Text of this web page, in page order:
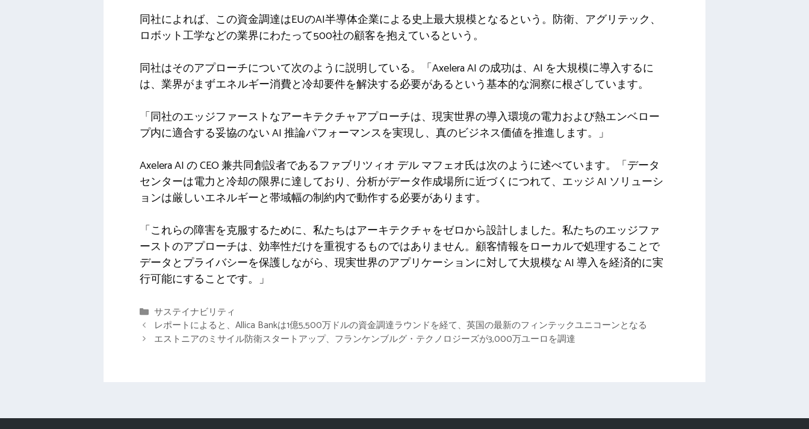
同社によれば、この資金調達はEUのAI半導体企業による史上最大規模となるという。防衛、アグリテック、
ロボット工学などの業界にわたって500社の顧客を抱えているという。
同社はそのアプローチについて次のように説明している。「Axelera AI の成功は、AI を大規模に導入するに
は、業界がまずエネルギー消費と冷却要件を解決する必要があるという基本的な洞察に根ざしています。
「同社のエッジファーストなアーキテクチャアプローチは、現実世界の導入環境の電力および熱エンベロー
プ内に適合する妥協のない AI 推論パフォーマンスを実現し、真のビジネス価値を推進します。」
Axelera AI の CEO 兼共同創設者であるファブリツィオ デル マフェオ氏は次のように述べています。「データ
センターは電力と冷却の限界に達しており、分析がデータ作成場所に近づくにつれて、エッジ AI ソリューシ
ョンは厳しいエネルギーと帯域幅の制約内で動作する必要があります。
「これらの障害を克服するために、私たちはアーキテクチャをゼロから設計しました。私たちのエッジファ
ーストのアプローチは、効率性だけを重視するものではありません。顧客情報をローカルで処理することで
データとプライバシーを保護しながら、現実世界のアプリケーションに対して大規模な AI 導入を経済的に実
行可能にすることです。」
カ
テ
ゴ
サステイナビリティ
レポートによると、Allica Bankは1億5,500万ドルの資金調達ラウンドを経て、英国の最新のフィンテックユニコーンとなる
エストニアのミサイル防衛スタートアップ、フランケンブルグ・テクノロジーズが3,000万ユーロを調達